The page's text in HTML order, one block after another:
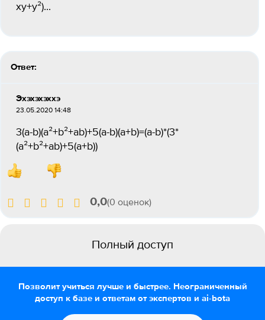
xy+y²)...
Ответ:
Эхэхэхэххэ
23.05.2020 14:48
3(a-b)(a²+b²+ab)+5(a-b)(a+b)=(a-b)*(3*
(a²+b²+ab)+5(a+b))
0,0(0 оценок)
Полный доступ
Позволит учиться лучше и быстрее. Неограниченный
доступ к базе и ответам от экспертов и ai-bota